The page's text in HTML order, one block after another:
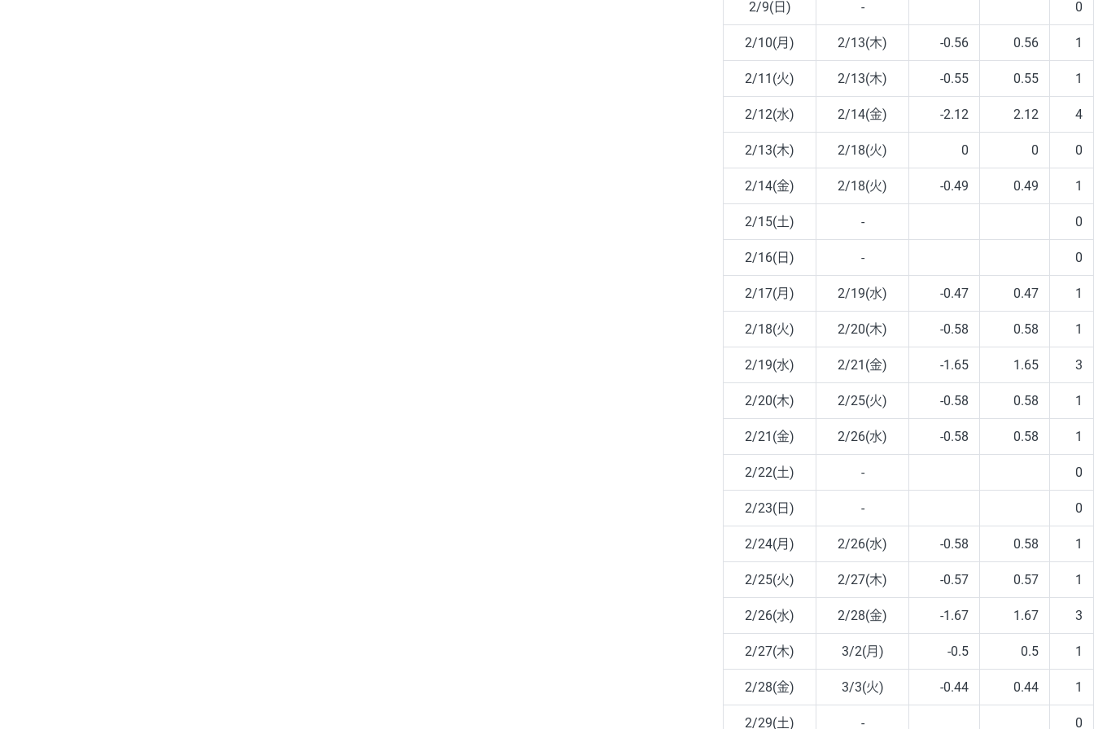
2/9(日) - 0
2/10(月) 2/13(木) -0.56 0.56 1
2/11(火) 2/13(木) -0.55 0.55 1
2/12(水) 2/14(金) -2.12 2.12 4
2/13(木) 2/18(火) 0 0 0
2/14(金) 2/18(火) -0.49 0.49 1
2/15(土) - 0
2/16(日) - 0
2/17(月) 2/19(水) -0.47 0.47 1
2/18(火) 2/20(木) -0.58 0.58 1
2/19(水) 2/21(金) -1.65 1.65 3
2/20(木) 2/25(火) -0.58 0.58 1
2/21(金) 2/26(水) -0.58 0.58 1
2/22(土) - 0
2/23(日) - 0
2/24(月) 2/26(水) -0.58 0.58 1
2/25(火) 2/27(木) -0.57 0.57 1
2/26(水) 2/28(金) -1.67 1.67 3
2/27(木) 3/2(月) -0.5 0.5 1
2/28(金) 3/3(火) -0.44 0.44 1
2/29(土) - 0